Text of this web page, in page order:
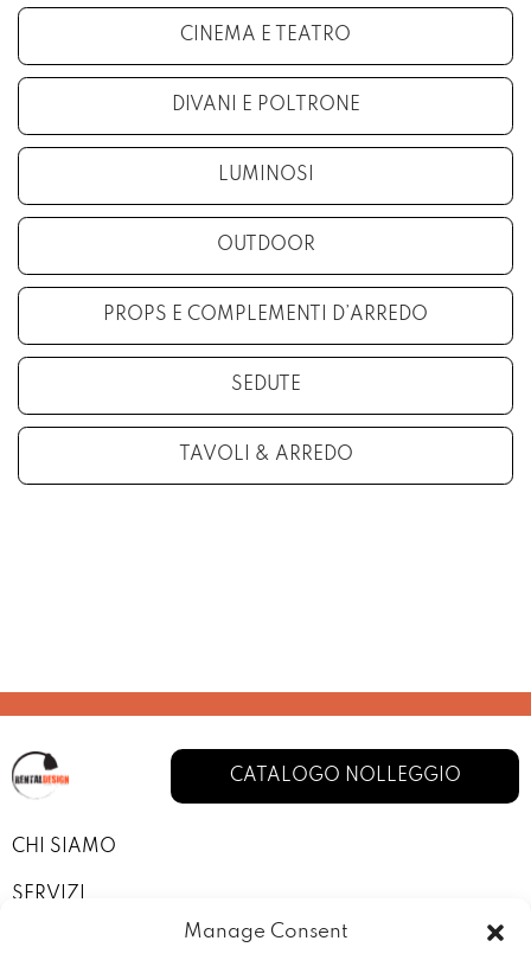
Manage Consent
CINEMA E TEATRO
DIVANI E POLTRONE
LUMINOSI
OUTDOOR
PROPS E COMPLEMENTI D’ARREDO
SEDUTE
TAVOLI & ARREDO
CATALOGO NOLLEGGIO
CHI SIAMO
SERVIZI
I NOSTRI ALLESTIMENTI